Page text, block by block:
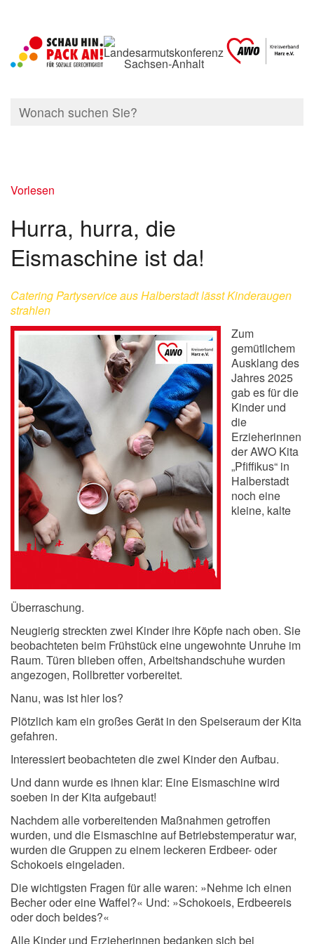
Vorlesen
Hurra, hurra, die
Eismaschine ist da!
Catering Partyservice aus Halberstadt lässt Kinderaugen
strahlen
Zum
gemütlichem
Ausklang des
Jahres 2025
gab es für die
Kinder und
die
Erzieherinnen
der AWO Kita
„Pfiffikus“ in
Halberstadt
noch eine
kleine, kalte
Überraschung.
Neugierig streckten zwei Kinder ihre Köpfe nach oben. Sie
beobachteten beim Frühstück eine ungewohnte Unruhe im
Raum. Türen blieben offen, Arbeitshandschuhe wurden
angezogen, Rollbretter vorbereitet.
Nanu, was ist hier los?
Plötzlich kam ein großes Gerät in den Speiseraum der Kita
gefahren.
Interessiert beobachteten die zwei Kinder den Aufbau.
Und dann wurde es ihnen klar: Eine Eismaschine wird
soeben in der Kita aufgebaut!
Nachdem alle vorbereitenden Maßnahmen getroffen
wurden, und die Eismaschine auf Betriebstemperatur war,
wurden die Gruppen zu einem leckeren Erdbeer- oder
Schokoeis eingeladen.
Die wichtigsten Fragen für alle waren: »Nehme ich einen
Becher oder eine Waffel?« Und: »Schokoeis, Erdbeereis
oder doch beides?«
Alle Kinder und Erzieherinnen bedanken sich bei